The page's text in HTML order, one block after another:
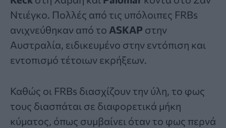
Ντιέγκο. Πολλές από τις υπόλοιπες FRBs
ανιχνεύθηκαν από το ASKAP στην
Αυστραλία, ειδικευμένο στην εντόπιση και
εντοπισμό τέτοιων εκρήξεων.
Καθώς οι FRBs διασχίζουν την ύλη, το φως
τους διασπάται σε διαφορετικά μήκη
κύματος, όπως συμβαίνει όταν το φως περνά